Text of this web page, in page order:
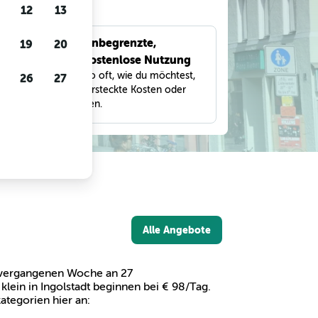
Unbegrenzte,
kostenlose Nutzung
Suche so oft, wie du möchtest,
ohne versteckte Kosten oder
Gebühren.
Alle Angebote
Woche an 27
in Ingolstadt beginnen bei € 98/Tag.
hier an:
12 13
19 20
26 27